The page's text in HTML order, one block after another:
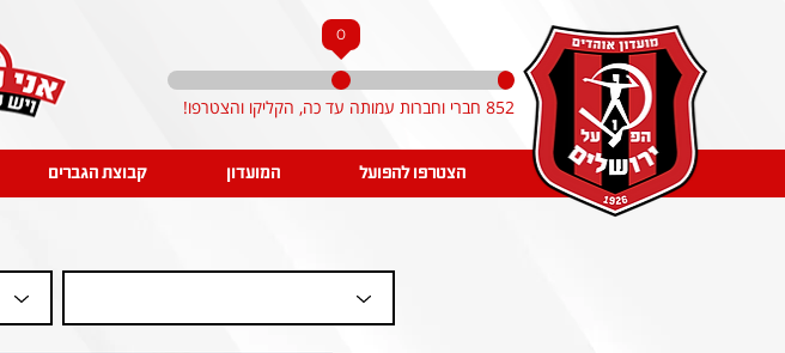
0
852 חברי וחברות עמותה עד כה, הקליקו והצטרפו!
הצטרפו להפועל המועדון קבוצת הגברים